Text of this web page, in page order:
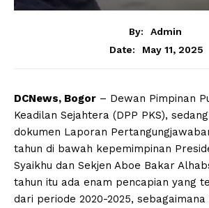
By:
Admin
Date:
May 11, 2025
DCNews, Bogor – Dewan Pimpinan
Keadilan Sejahtera (DPP PKS),
dokumen Laporan
tahun di bawah kepemimpinan
Syaikhu dan Sekjen Aboe Bakar
tahun itu ada enam pencapian yang
dari periode 2020-2025,